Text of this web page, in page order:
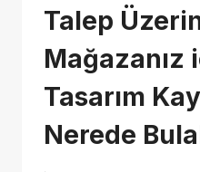
Talep
Mağazanız
Tasarım
Nerede